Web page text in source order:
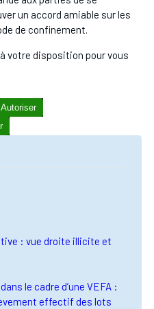
un accord amiable sur les
de confinement.
à votre disposition pour vous
Autoriser
: vue droite illicite et
le cadre d’une VEFA :
effectif des lots